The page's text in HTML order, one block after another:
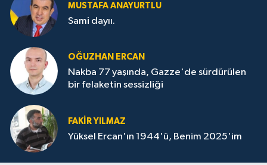
MUSTAFA ANAYURTLU
Sami dayıı.
OĞUZHAN ERCAN
Nakba 77 yaşında, Gazze'de sürdürülen
bir felaketin sessizliği
FAKİR YILMAZ
Yüksel Ercan'ın 1944'ü, Benim 2025'im